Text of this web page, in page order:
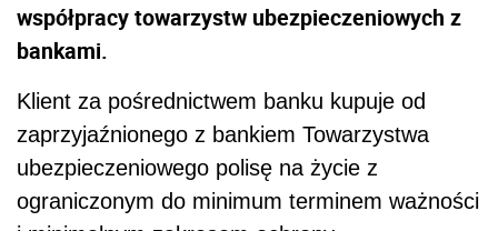
współpracy towarzystw ubezpieczeniowych z
bankami.
Klient za pośrednictwem banku kupuje od
zaprzyjaźnionego z bankiem Towarzystwa
ubezpieczeniowego polisę na życie z
ograniczonym do minimum terminem ważności